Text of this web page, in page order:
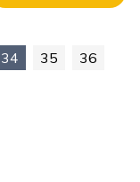
34 35
36